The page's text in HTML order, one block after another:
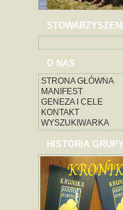
O NAS
STRONA GŁÓWNA
MANIFEST
GENEZA I CELE
KONTAKT
WYSZUKIWARKA
HISTORIA GRUPY